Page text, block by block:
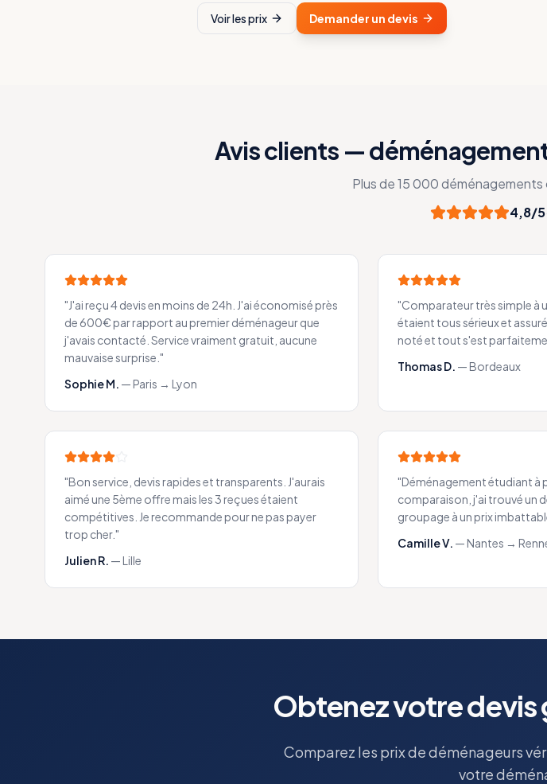
Voir les prix Demander un devis
Avis clients —
Plus de 15 000
4,8/5
"J'ai reçu 4 devis en moins de 24h. J'ai économisé près
de 600€ par rapport au premier déménageur que
j'avais contacté. Service vraiment gratuit, aucune
mauvaise surprise. "
Sophie M. —Paris → Lyon
"Comparateur très simple à
étaient tous sérieux et
noté et tout s'est
Thomas D. —Bordeaux
"Bon service, devis rapides et transparents. J'aurais
aimé une 5ème offre mais les 3 reçues étaient
compétitives. Je recommande pour ne pas payer
trop cher."
Julien R. —Lille
"Déménagement étudiant à
comparaison, j'ai trouvé un
groupage à un prix
Camille V. —Nantes →
Obtenez votre devis
Comparez les prix de déménageurs
votre